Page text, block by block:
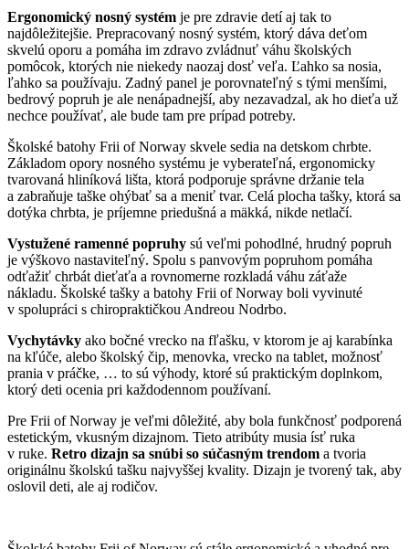
Ergonomický nosný systém je pre zdravie detí aj tak to
najdôležitejšie. Prepracovaný nosný systém, ktorý dáva deťom
skvelú oporu a pomáha im zdravo zvládnuť váhu školských
pomôcok, ktorých nie niekedy naozaj dosť veľa. Ľahko sa nosia,
ľahko sa používaju. Zadný panel je porovnateľný s tými menšími,
bedrový popruh je ale nenápadnejší, aby nezavadzal, ak ho dieťa už
nechce používať, ale bude tam pre prípad potreby.
Školské batohy Frii of Norway skvele sedia na detskom chrbte.
Základom opory nosného systému je vyberateľná, ergonomicky
tvarovaná hliníková lišta, ktorá podporuje správne držanie tela
a zabraňuje taške ohýbať sa a meniť tvar. Celá plocha tašky, ktorá sa
dotýka chrbta, je príjemne priedušná a mäkká, nikde netlačí.
Vystužené ramenné popruhy sú veľmi pohodlné, hrudný popruh
je výškovo nastaviteľný. Spolu s panvovým popruhom pomáha
odťažiť chrbát dieťaťa a rovnomerne rozkladá váhu záťaže
nákladu. Školské tašky a batohy Frii of Norway boli vyvinuté
v spolupráci s chiropraktičkou Andreou Nodrbo.
Vychytávky ako bočné vrecko na fľašku, v ktorom je aj karabínka
na kľúče, alebo školský čip, menovka, vrecko na tablet, možnosť
prania v práčke, … to sú výhody, ktoré sú praktickým doplnkom,
ktorý deti ocenia pri každodennom používaní.
Pre Frii of Norway je veľmi dôležité, aby bola funkčnosť podporená
estetickým, vkusným dizajnom. Tieto atribúty musia ísť ruka
v ruke. Retro dizajn sa snúbi so súčasným trendom a tvoria
originálnu školskú tašku najvyššej kvality. Dizajn je tvorený tak, aby
oslovil deti, ale aj rodičov.